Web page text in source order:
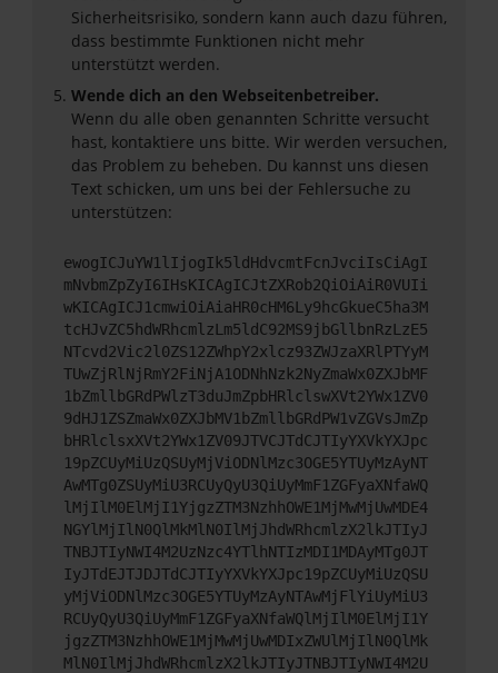
Sicherheitsrisiko, sondern kann auch dazu führen,
dass bestimmte Funktionen nicht mehr
unterstützt werden.
Wende dich an den Webseitenbetreiber.
Wenn du alle oben genannten Schritte versucht
hast, kontaktiere uns bitte. Wir werden versuchen,
das Problem zu beheben. Du kannst uns diesen
Text schicken, um uns bei der Fehlersuche zu
unterstützen:
ewogICJuYW1lIjogIk5ldHdvcmtFcnJvciIsCiAgI
mNvbmZpZyI6IHsKICAgICJtZXRob2QiOiAiR0VUIi
wKICAgICJ1cmwiOiAiaHR0cHM6Ly9hcGkueC5ha3M
tcHJvZC5hdWRhcmlzLm5ldC92MS9jbGllbnRzLzE5
NTcvd2Vic2l0ZS12ZWhpY2xlcz93ZWJzaXRlPTYyM
TUwZjRlNjRmY2FiNjA1ODNhNzk2NyZmaWx0ZXJbMF
1bZmllbGRdPWlzT3duJmZpbHRlclswXVt2YWx1ZV0
9dHJ1ZSZmaWx0ZXJbMV1bZmllbGRdPW1vZGVsJmZp
bHRlclsxXVt2YWx1ZV09JTVCJTdCJTIyYXVkYXJpc
19pZCUyMiUzQSUyMjViODNlMzc3OGE5YTUyMzAyNT
AwMTg0ZSUyMiU3RCUyQyU3QiUyMmF1ZGFyaXNfaWQ
lMjIlM0ElMjI1YjgzZTM3NzhhOWE1MjMwMjUwMDE4
NGYlMjIlN0QlMkMlN0IlMjJhdWRhcmlzX2lkJTIyJ
TNBJTIyNWI4M2UzNzc4YTlhNTIzMDI1MDAyMTg0JT
IyJTdEJTJDJTdCJTIyYXVkYXJpc19pZCUyMiUzQSU
yMjViODNlMzc3OGE5YTUyMzAyNTAwMjFlYiUyMiU3
RCUyQyU3QiUyMmF1ZGFyaXNfaWQlMjIlM0ElMjI1Y
jgzZTM3NzhhOWE1MjMwMjUwMDIxZWUlMjIlN0QlMk
MlN0IlMjJhdWRhcmlzX2lkJTIyJTNBJTIyNWI4M2U